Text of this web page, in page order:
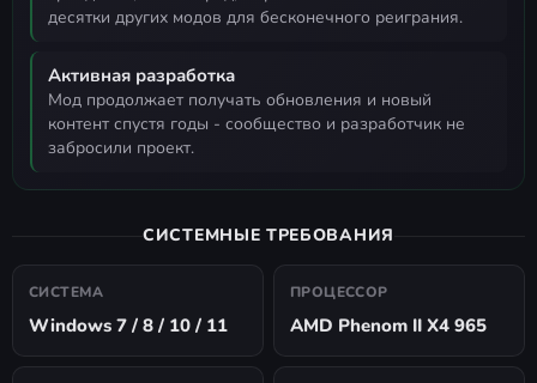
десятки других модов для бесконечного реиграния.
Активная разработка
мод продолжает получать обновления и новый
контент спустя годы - сообщество и разработчик не
забросили проект.
СИСТЕМНЫЕ ТРЕБОВАНИЯ
СИСТЕМА
Windows 7 / 8 / 10 / 11
ПРОЦЕССОР
AMD Phenom II X4 965